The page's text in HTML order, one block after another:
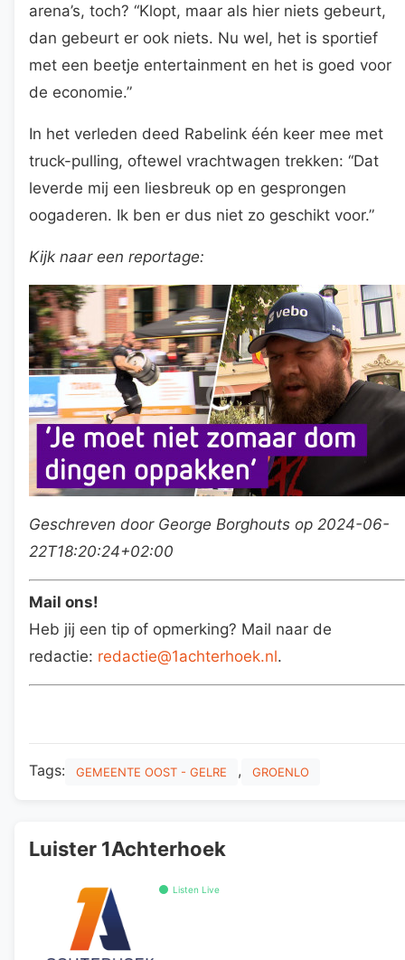
arena’s, toch? “Klopt, maar als hier niets gebeurt,
dan gebeurt er ook niets. Nu wel, het is sportief
met een beetje entertainment en het is goed voor
de economie.”
In het verleden deed Rabelink één keer mee met
truck-pulling, oftewel vrachtwagen trekken: “Dat
leverde mij een liesbreuk op en gesprongen
oogaderen. Ik ben er dus niet zo geschikt voor.”
Kijk naar een reportage:
Geschreven door George Borghouts op 2024-06-
22T18:20:24+02:00
Mail ons!
Heb jij een tip of opmerking? Mail naar de
redactie: redactie@1achterhoek.nl.
Tags: GEMEENTE OOST - GELRE , GROENLO
Luister 1Achterhoek
Listen Live